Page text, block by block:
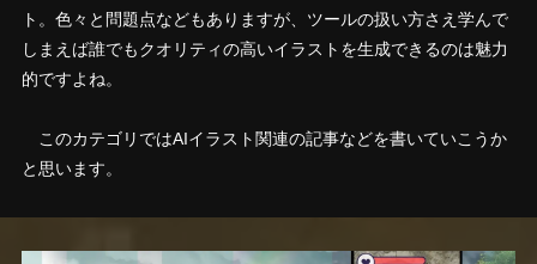
ト。色々と問題点などもありますが、ツールの扱い方さえ学んで
しまえば誰でもクオリティの高いイラストを生成できるのは魅力
的ですよね。
このカテゴリではAIイラスト関連の記事などを書いていこうか
と思います。